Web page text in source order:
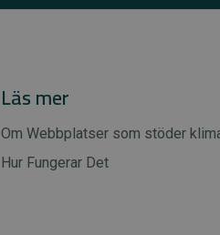
Läs mer
Om Webbplatser som stöder
Hur Fungerar Det